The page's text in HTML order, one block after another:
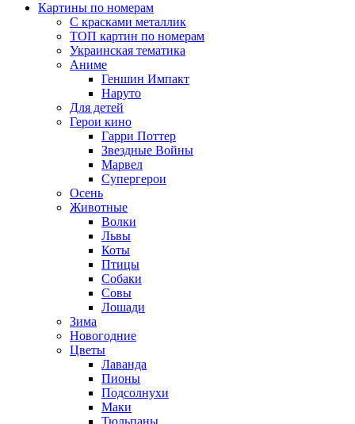
Картины по номерам
С красками металлик
ТОП картин по номерам
Украинская тематика
Аниме
Геншин Импакт
Наруто
Для детей
Герои кино
Гарри Поттер
Звездные Войны
Марвел
Супергерои
Осень
Животные
Волки
Львы
Коты
Птицы
Собаки
Совы
Лошади
Зима
Новогодние
Цветы
Лаванда
Пионы
Подсолнухи
Маки
Тюльпаны